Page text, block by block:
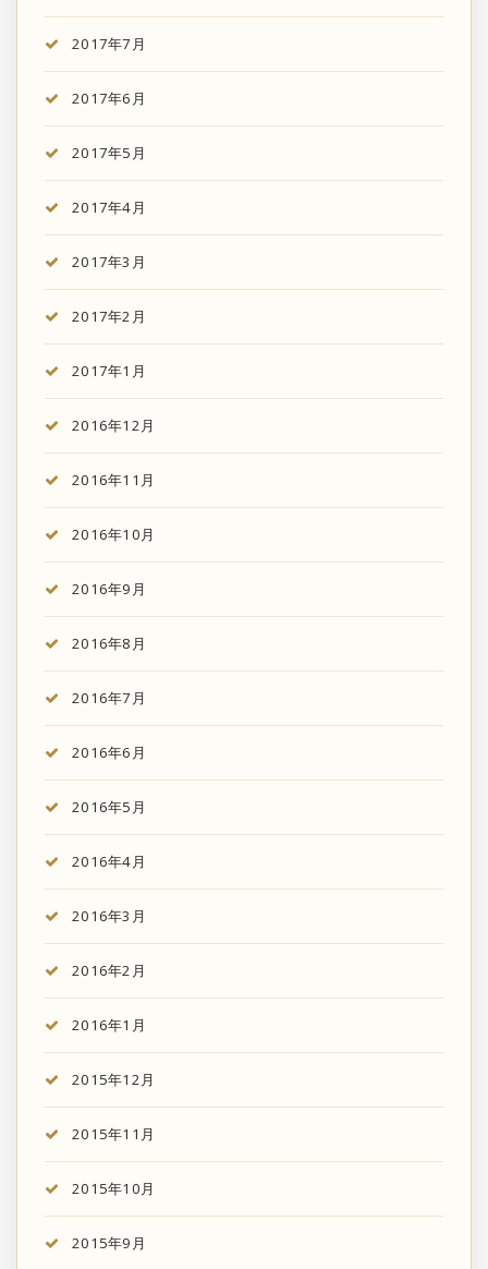
2017年7月
2017年6月
2017年5月
2017年4月
2017年3月
2017年2月
2017年1月
2016年12月
2016年11月
2016年10月
2016年9月
2016年8月
2016年7月
2016年6月
2016年5月
2016年4月
2016年3月
2016年2月
2016年1月
2015年12月
2015年11月
2015年10月
2015年9月